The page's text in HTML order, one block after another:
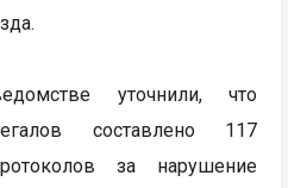
уточнили, что
составлено 117
за нарушение